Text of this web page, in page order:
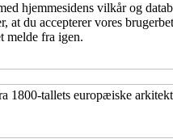
hjemmesidens vilkår og
at du accepterer vores
melde fra igen.
1800-tallets europæiske